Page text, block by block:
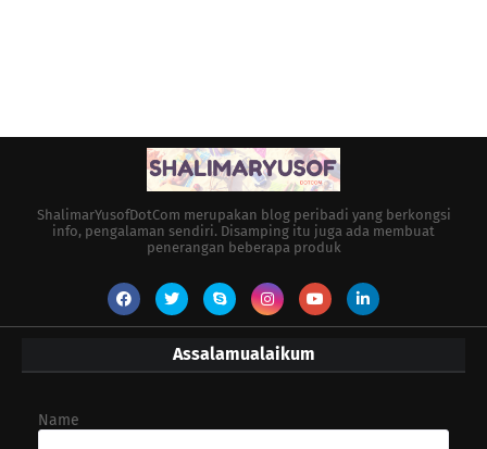
ShalimarYusofDotCom merupakan blog peribadi yang berkongsi
info, pengalaman sendiri. Disamping itu juga ada membuat
penerangan beberapa produk
Assalamualaikum
Name